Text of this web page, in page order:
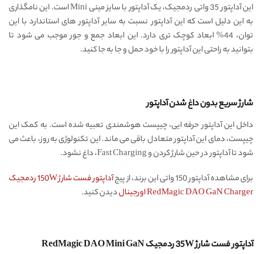
این آداپتور 35 واتی ردمجیک، یک آداپتور با سایز مینی Mini است. این نامگذاری
به این دلیل است که این آداپتور نسبت به سایر آداپتور های استاندارد با این
توان، 44% ابعاد کوچک تری دارد. این ابعاد جمع و جور موجب می شود تا
بتوانید به راحتی این آداپتور را با خود حمل و جا به جا کنید.
شارژ سریع بدون داغ شدن آداپتور
داخل این آداپتور حرفه ایی، چیپست هوشمندی تعبیه شده است. به کمک این
چیپست، دمای این آداپتور متعادل باقی می ماند. این تکنولوژی به روز، باعث می
شود تا آداپتور در حین شارژ کردن و Fast Charging، داغ نشود.
برای مشاهده آداپتور 150 واتی این برند، از پیج
آداپتور فست شارژ 150W ردمجیک
RedMagic DAO GaN Charger اورجینال
دیدن کنید.
آداپتور فست شارژ 35W ردمجیک RedMagic DAO Mini GaN